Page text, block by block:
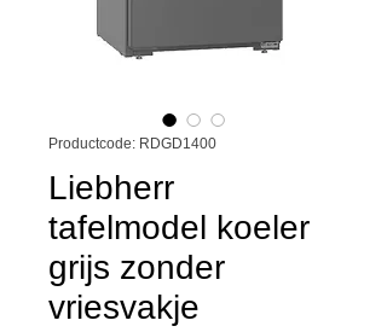
Productcode: RDGD1400
Liebherr
tafelmodel koeler
grijs zonder
vriesvakje